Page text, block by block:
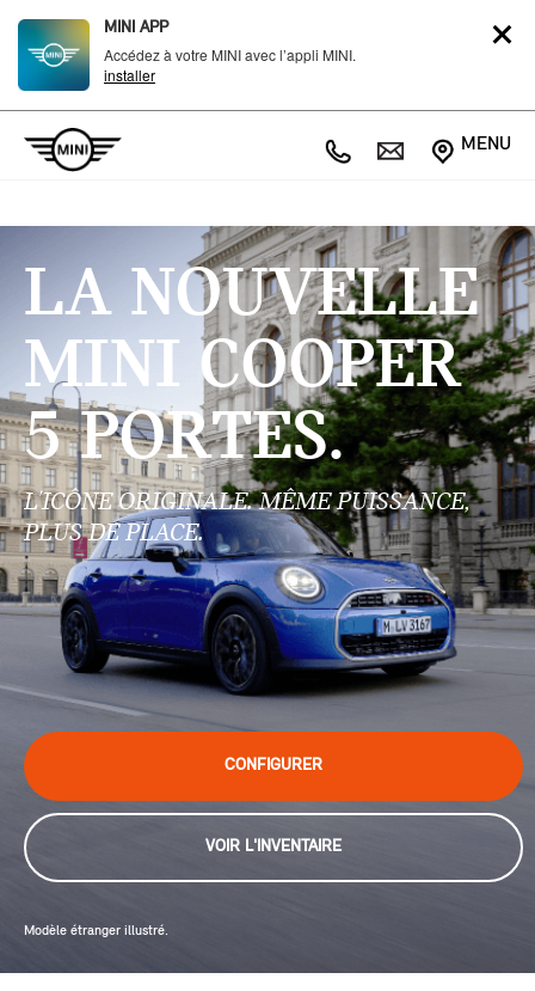
MINI APP
Accédez à votre MINI avec l’appli MINI.
installer
MENU
Modèle étranger illustré.
LA NOUVELLE
MINI COOPER
5 PORTES.
L'ICÔNE ORIGINALE. MÊME PUISSANCE,
PLUS DE PLACE.
CONFIGURER
VOIR L'INVENTAIRE